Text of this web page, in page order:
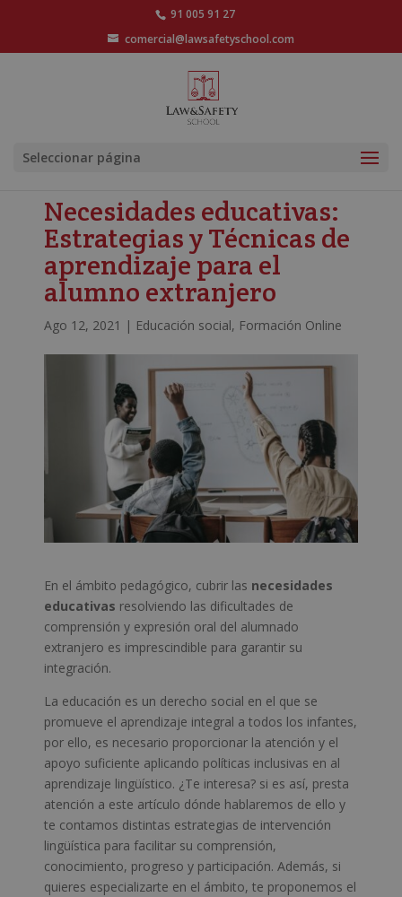
91 005 91 27
comercial@lawsafetyschool.com
Seleccionar página
Necesidades educativas:
Estrategias y Técnicas de
aprendizaje para el
alumno extranjero
Ago 12, 2021 | Educación social, Formación Online
En el ámbito pedagógico, cubrir las necesidades
educativas resolviendo las dificultades de
comprensión y expresión oral del alumnado
extranjero es imprescindible para garantir su
integración.
La educación es un derecho social en el que se
promueve el aprendizaje integral a todos los infantes,
por ello, es necesario proporcionar la atención y el
apoyo suficiente aplicando políticas inclusivas en al
aprendizaje lingüístico. ¿Te interesa? si es así, presta
atención a este artículo dónde hablaremos de ello y
te contamos distintas estrategias de intervención
lingüística para facilitar su comprensión,
conocimiento, progreso y participación. Además, si
quieres especializarte en el ámbito, te proponemos el